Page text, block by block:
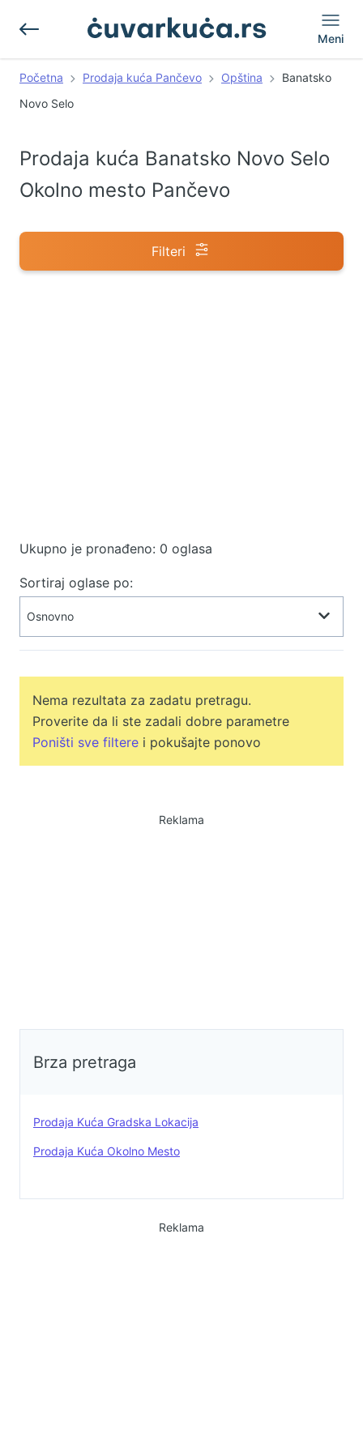
Meni
Početna Prodaja kuća Pančevo Opština
Banatsko
Novo Selo
Prodaja kuća Banatsko Novo Selo
Okolno mesto Pančevo
Filteri
Ukupno je pronađeno: 0 oglasa
Sortiraj oglase po:
Nema rezultata za zadatu pretragu.
Proverite da li ste zadali dobre parametre
Poništi sve filtere i pokušajte ponovo
Reklama
Brza pretraga
Prodaja Kuća Gradska Lokacija
Prodaja Kuća Okolno Mesto
Reklama